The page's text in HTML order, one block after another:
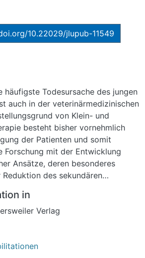
10.22029/jlupub-11549
häufigste Todesursache des jungen
auch in der veterinärmedizinischen
von Klein- und
besteht bisher vornehmlich
der Patienten und somit
Forschung mit der Entwicklung
Ansätze, deren besonderes
des sekundären
während der Synaptogenese
exprimiert und wird erst infolge
er neuronale Apoptose auslösen.
als Pro-Form sezerniert und im
in
Verlag